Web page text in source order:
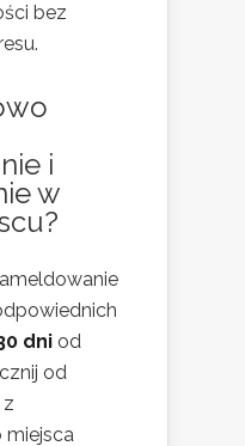
bez
i
w
dni od
od